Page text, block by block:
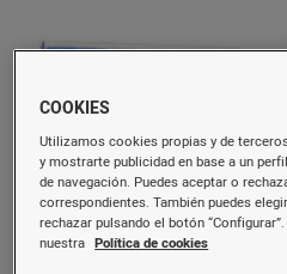
Pañuelos de papel triple
capa 10 paq. de 10 u.
COOKIES
Utilizamos cookies propias y de
y mostrarte publicidad en base a un
de navegación. Puedes aceptar o
correspondientes. También puedes
rechazar pulsando el botón
nuestra Política de cookies